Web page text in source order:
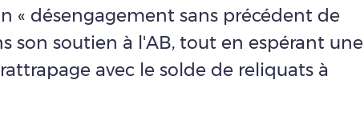
« désengagement sans précédent de
son soutien à l'AB, tout en espérant une
avec le solde de reliquats à